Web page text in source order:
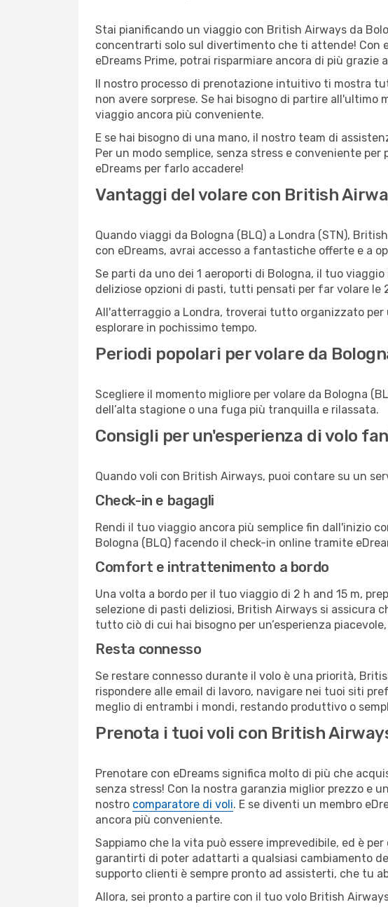
Stai pianificando un viaggio con British Airways da
concentrarti solo sul divertimento che ti attende! Con
eDreams Prime, potrai risparmiare ancora di più
Il nostro processo di prenotazione intuitivo ti mostra
non avere sorprese. Se hai bisogno di partire all'ultimo
viaggio ancora più conveniente.
E se hai bisogno di una mano, il nostro team di
Per un modo semplice, senza stress e conveniente
eDreams per farlo accadere!
Vantaggi del volare con British
Quando viaggi da Bologna (BLQ) a Londra (STN),
con eDreams, avrai accesso a fantastiche offerte e a
Se parti da uno dei 1 aeroporti di Bologna, il tuo
deliziose opzioni di pasti, tutti pensati per far volare le
All'atterraggio a Londra, troverai tutto organizzato
esplorare in pochissimo tempo.
Periodi popolari per volare da
Scegliere il momento migliore per volare da Bologna
dell’alta stagione o una fuga più tranquilla e rilassata.
Consigli per un'esperienza di volo
Quando voli con British Airways, puoi contare su un
Check-in e bagagli
Rendi il tuo viaggio ancora più semplice fin dall'inizio
Bologna (BLQ) facendo il check-in online tramite
Comfort e intrattenimento a bordo
Una volta a bordo per il tuo viaggio di 2 h and 15 m,
selezione di pasti deliziosi, British Airways si assicura
tutto ciò di cui hai bisogno per un’esperienza
Resta connesso
Se restare connesso durante il volo è una priorità,
rispondere alle email di lavoro, navigare nei tuoi siti
meglio di entrambi i mondi, restando produttivo o
Prenota i tuoi voli con British
Prenotare con eDreams significa molto di più che
senza stress! Con la nostra garanzia miglior prezzo e
nostro comparatore di voli. E se diventi un membro
ancora più conveniente.
Sappiamo che la vita può essere imprevedibile, ed è
garantirti di poter adattarti a qualsiasi cambiamento
supporto clienti è sempre pronto ad assisterti, che tu
Allora, sei pronto a partire con il tuo volo British